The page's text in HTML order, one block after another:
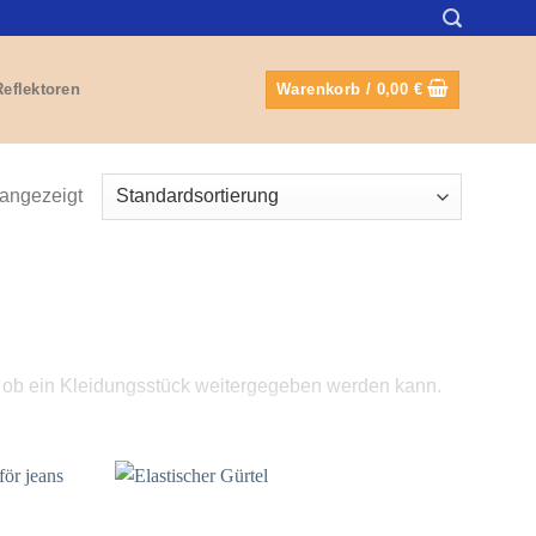
Warenkorb / 0,00 €
ein Kleidungsstück weitergegeben werden kann.